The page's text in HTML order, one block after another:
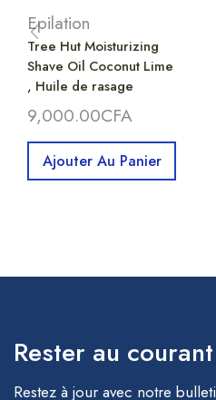
Epilation
Tree Hut Moisturizing
Shave Oil Coconut Lime
, Huile de rasage
9,000.00CFA
Ajouter Au Panier
Rester au courant
Restez à jour avec notre